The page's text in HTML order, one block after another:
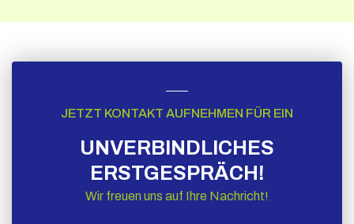
JETZT KONTAKT AUFNEHMEN FÜR EIN
UNVERBINDLICHES
ERSTGESPRÄCH!
Wir freuen uns auf Ihre Nachricht!